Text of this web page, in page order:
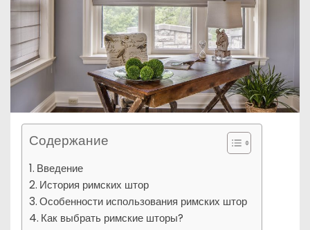
Содержание
Введение
История римских штор
Особенности использования римских штор
Как выбрать римские шторы?